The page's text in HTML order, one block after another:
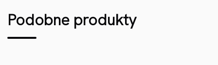
Podobne produkty